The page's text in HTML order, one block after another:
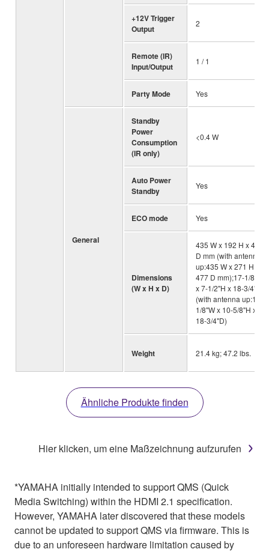
+12V Trigger
Output
2
Remote (IR)
Input/Output
1 / 1
Party Mode Yes
General
Standby
Power
Consumption
(IR only)
<0.4 W
Auto Power
Standby
Yes
ECO mode Yes
Dimensions
(W x H x D)
435 W x 192 H x 477
D mm (with antenna
up:435 W x 271 H x
477 D mm);17-1/8"W
x 7-1/2"H x 18-3/4"D
(with antenna up:17-
1/8"W x 10-5/8"H x
18-3/4"D)
Weight 21.4 kg; 47.2 lbs.
Ähnliche Produkte finden
Hier klicken, um eine Maßzeichnung aufzurufen
*YAMAHA initially intended to support QMS (Quick
Media Switching) within the HDMI 2.1 specification.
However, YAMAHA later discovered that these models
cannot be updated to support QMS via firmware. This is
due to an unforeseen hardware limitation caused by